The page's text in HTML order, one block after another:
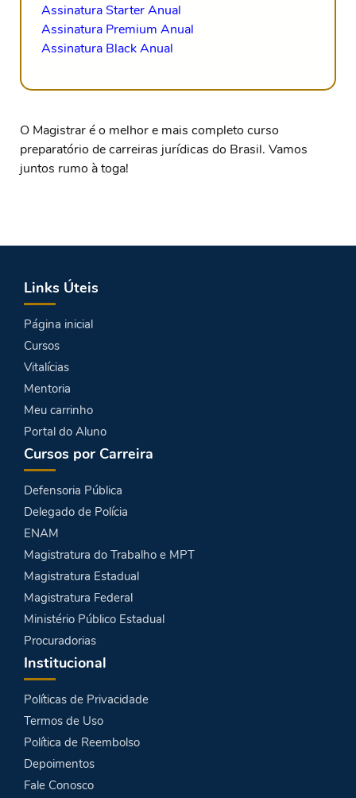
Assinatura Starter Anual
Assinatura Premium Anual
Assinatura Black Anual
O Magistrar é o melhor e mais completo curso
preparatório de carreiras jurídicas do Brasil. Vamos
juntos rumo à toga!
Links Úteis
Página inicial
Cursos
Vitalícias
Mentoria
Meu carrinho
Portal do Aluno
Cursos por Carreira
Defensoria Pública
Delegado de Polícia
ENAM
Magistratura do Trabalho e MPT
Magistratura Estadual
Magistratura Federal
Ministério Público Estadual
Procuradorias
Institucional
Políticas de Privacidade
Termos de Uso
Política de Reembolso
Depoimentos
Fale Conosco